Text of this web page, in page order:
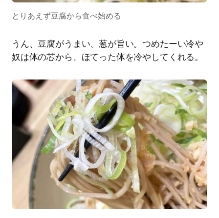
とりあえず豆腐から食べ始める
うん、豆腐がうまい、葱が旨い。つめたーい冷や
奴は体の芯から、ほてった体を冷やしてくれる。